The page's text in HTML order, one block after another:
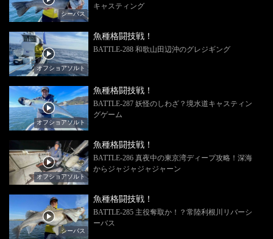
シーバス
キャスティング
オフショアソルト
魚種格闘技戦！
BATTLE-288 和歌山田辺沖のグレジギング
オフショアソルト
魚種格闘技戦！
BATTLE-287 妖怪のしわざ？境水道キャスティン
グゲーム
オフショアソルト
魚種格闘技戦！
BATTLE-286 真夜中の東京湾ディープ攻略！深海
からジャジャジャジャーン
シーバス
魚種格闘技戦！
BATTLE-285 主役奪取か！？常陸利根川リバーシ
ーバス